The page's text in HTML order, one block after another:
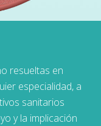
resueltas en
especialidad, a
sanitarios
y la implicación